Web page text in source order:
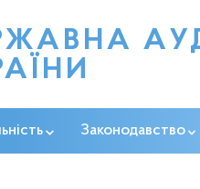
Законодавство